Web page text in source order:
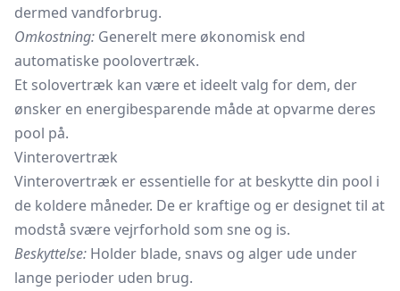
dermed vandforbrug.
Omkostning: Generelt mere økonomisk end
automatiske poolovertræk.
Et solovertræk kan være et ideelt valg for dem, der
ønsker en energibesparende måde at opvarme deres
pool på.
Vinterovertræk
Vinterovertræk er essentielle for at beskytte din pool i
de koldere måneder. De er kraftige og er designet til at
modstå svære vejrforhold som sne og is.
Beskyttelse: Holder blade, snavs og alger ude under
lange perioder uden brug.